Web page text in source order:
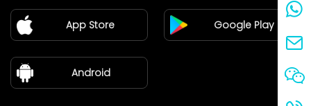
Partner
Blog
about Us
App Store Google Play
Android